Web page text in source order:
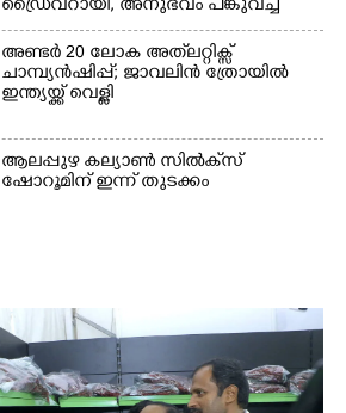
ഡ്രൈവറായി,​ അനുഭവം പങ്കുവച്ച്
യുവതി
അണ്ടർ 20 ലോക അത്‌ലറ്റിക്സ്
ചാമ്പ്യൻഷിപ്പ്; ജാവലിൻ ത്രോയിൽ
ഇന്ത്യയ്ക്ക് വെള്ളി
ആലപ്പുഴ കല്യാൺ സിൽക്‌സ്
ഷോറൂമിന് ഇന്ന് തുടക്കം